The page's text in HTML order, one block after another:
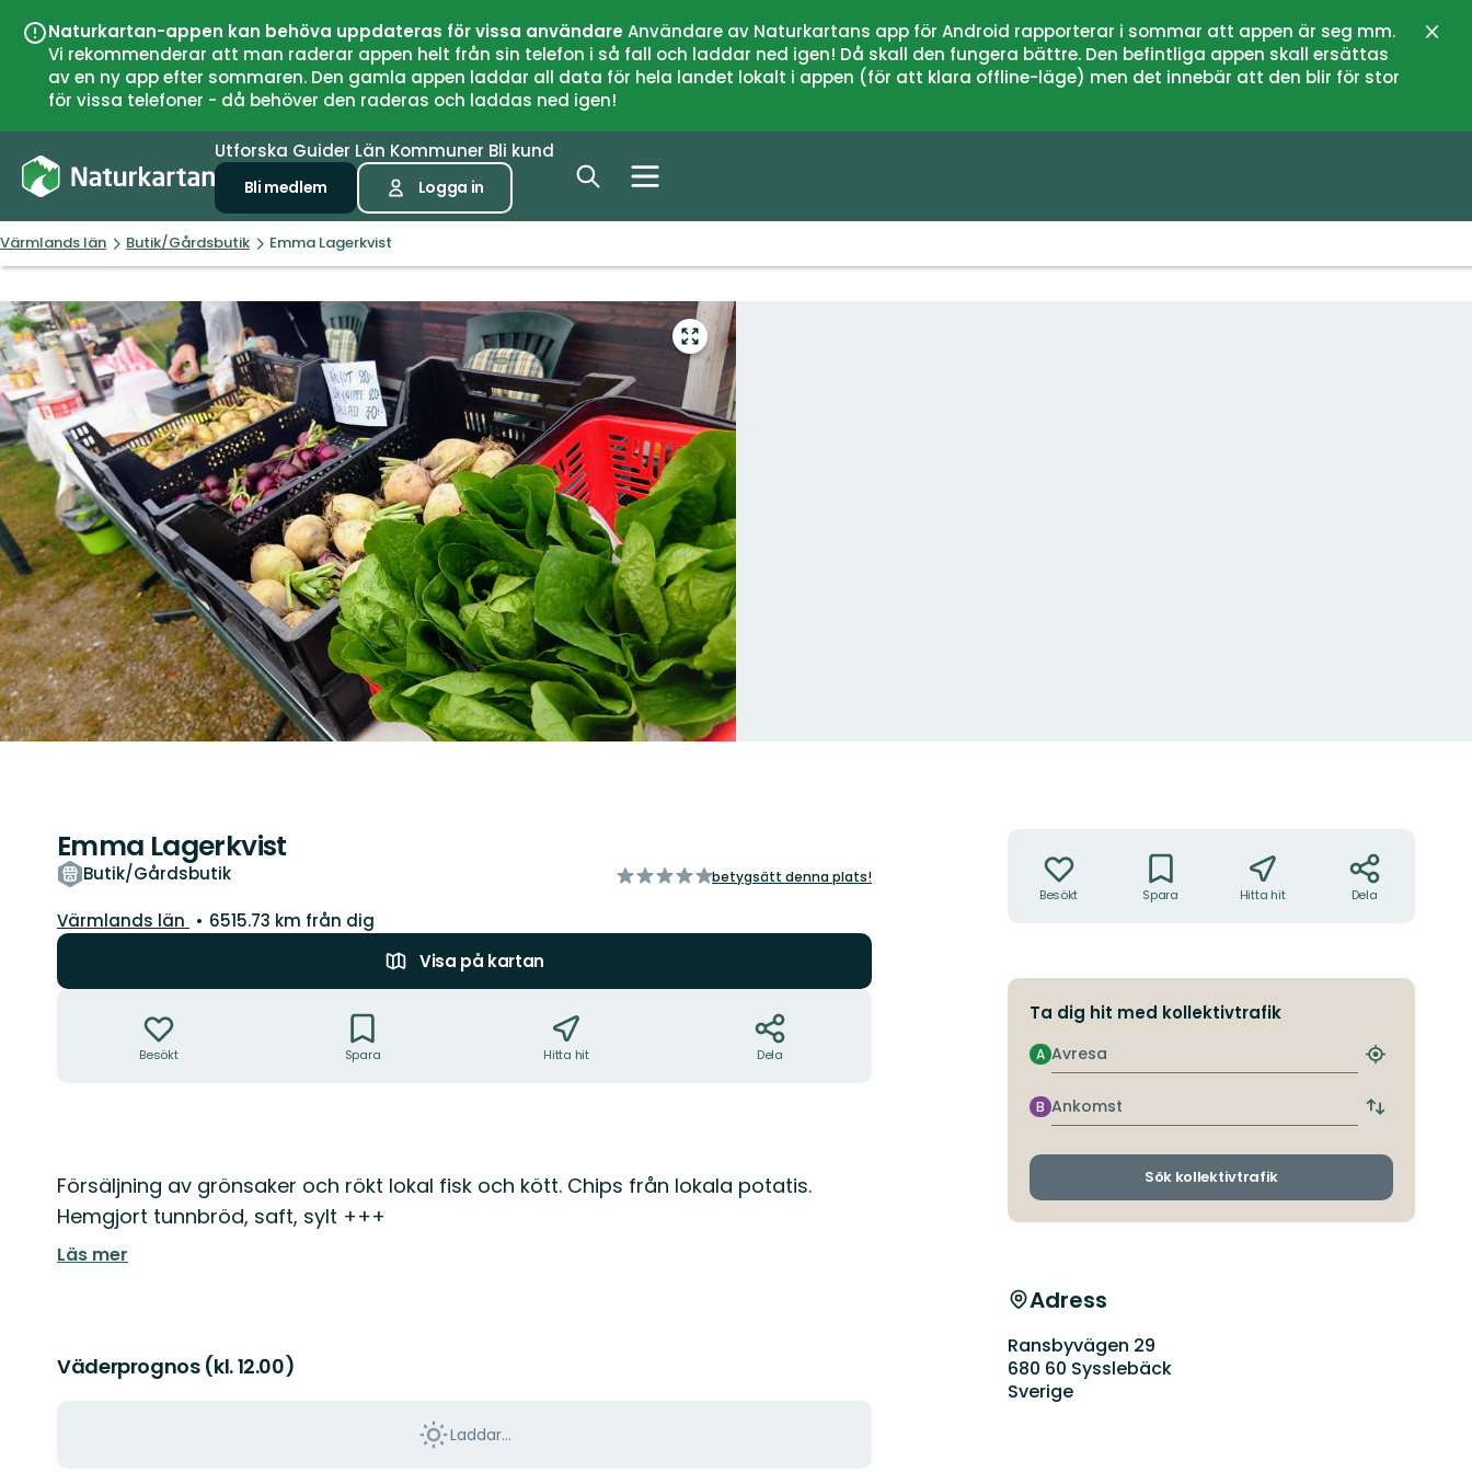
Naturkartan-appen kan behöva uppdateras för vissa användareAnvändare av Naturkartans app för Android rapporterar i sommar att appen är seg mm.
Vi rekommenderar att man raderar appen helt från sin telefon i så fall och laddar ned igen! Då skall den fungera bättre. Den befintliga appen skall ersättas
av en ny app efter sommaren. Den gamla appen laddar all data för hela landet lokalt i appen (för att klara offline-läge) men det innebär att den blir för stor
för vissa telefoner - då behöver den raderas och laddas ned igen!
Utforska Guider Län Kommuner Bli kund
Bli medlem Logga in
Värmlands län Butik/Gårdsbutik Emma Lagerkvist
Gå
till
helskärmsläge
Emma Lagerkvist
Butik/Gårdsbutik
av
betygsätt denna plats!
Län:
Värmlands län
6515.73 km från dig
Visa på kartan
Besökt Spara Hitta hit Dela
Beskrivning
Försäljning av grönsaker och rökt lokal fisk och kött. Chips från lokala potatis.
Hemgjort tunnbröd, saft, sylt +++
Läs mer
Väderprognos (kl. 12.00)
Laddar...
Besökt Spara Hitta hit Dela
Ta dig hit med kollektivtrafik
Avresa
A
Hitta
hållplats
Ankomst
B
Byt
och
Sök kollektivtrafik
Adress
Ransbyvägen 29
680 60 Sysslebäck
Sverige